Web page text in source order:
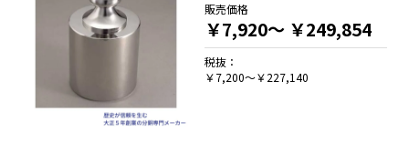
販売価格
￥7,920～ ￥249,854
税抜：
￥7,200～￥227,140